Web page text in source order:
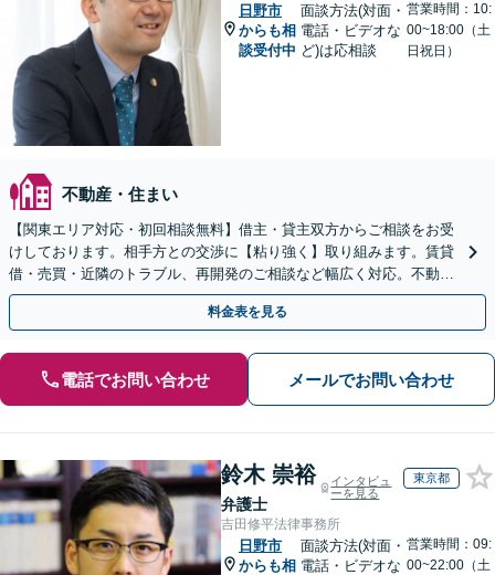
日野市
からも相
談受付中
面談方法(対面・
電話・ビデオな
ど)は応相談
営業時間：10:
00~18:00（土
日祝日）
不動産・住まい
【関東エリア対応・初回相談無料】借主・貸主双方からご相談をお受
けしております。相手方との交渉に【粘り強く】取り組みます。賃貸
借・売買・近隣のトラブル、再開発のご相談など幅広く対応。不動産
問題は複雑化しやすいためお早めに弁護士にご相談ください
料金表を見る
電話でお問い合わせ メールでお問い合わせ
鈴木 崇裕
弁護士
インタビュ
ーを見る
東京都
吉田修平法律事務所
日野市
からも相
面談方法(対面・
電話・ビデオな
営業時間：09:
00~22:00（土